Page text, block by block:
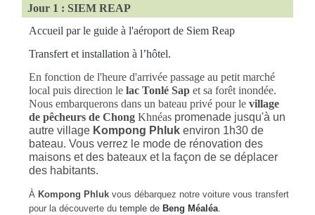
Jour 1 : SIEM REAP
Accueil par le guide à l'aéroport de Siem Reap
Transfert et installation à l’hôtel.
En fonction de l'heure d'arrivée passage au petit marché
local puis direction lelac Tonlé Sap et sa forêt inondée.
Nous embarquerons dans un bateau privé pour levillage
de pêcheurs de ChongKhnéas promenade jusqu'à un
autre village Kompong Phluk environ 1h30 de
bateau. Vous verrez le mode de rénovation des
maisons et des bateaux et la façon de se déplacer
des habitants.
À Kompong Phluk vous débarquez notre voiture vous transfert
pour la découverte du temple de Beng Méaléa.